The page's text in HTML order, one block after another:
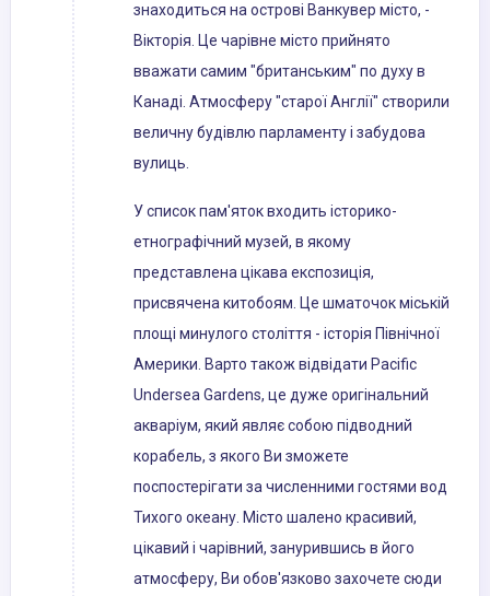
знаходиться на острові Ванкувер місто, -
Вікторія. Це чарівне місто прийнято
вважати самим "британським" по духу в
Канаді. Атмосферу "старої Англії" створили
величну будівлю парламенту і забудова
вулиць.
У список пам'яток входить історико-
етнографічний музей, в якому
представлена ​​цікава експозиція,
присвячена китобоям. Це шматочок міській
площі минулого століття - історія Північної
Америки. Варто також відвідати Pacific
Undersea Gardens, це дуже оригінальний
акваріум, який являє собою підводний
корабель, з якого Ви зможете
поспостерігати за численними гостями вод
Тихого океану. Місто шалено красивий,
цікавий і чарівний, занурившись в його
атмосферу, Ви обов'язково захочете сюди